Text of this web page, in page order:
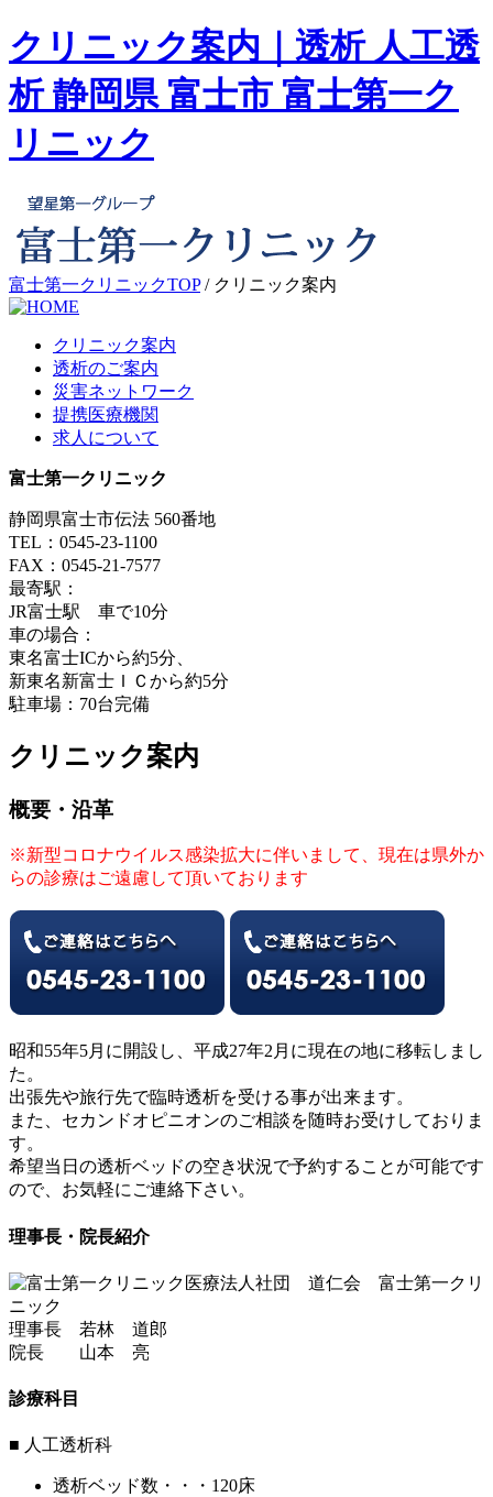
クリニック案内｜透析 人工透
析 静岡県 富士市 富士第一ク
リニック
富士第一クリニックTOP/ クリニック案内
クリニック案内
透析のご案内
災害ネットワーク
提携医療機関
求人について
富士第一クリニック
静岡県富士市伝法 560番地
TEL：0545-23-1100
FAX：0545-21-7577
最寄駅：
JR富士駅 車で10分
車の場合：
東名富士ICから約5分、
新東名新富士ＩＣから約5分
駐車場：70台完備
クリニック案内
概要・沿革
※新型コロナウイルス感染拡大に伴いまして、現在は県外か
らの診療はご遠慮して頂いております
昭和55年5月に開設し、平成27年2月に現在の地に移転しまし
た。
出張先や旅行先で臨時透析を受ける事が出来ます。
また、セカンドオピニオンのご相談を随時お受けしておりま
す。
希望当日の透析ベッドの空き状況で予約することが可能です
ので、お気軽にご連絡下さい。
理事長・院長紹介
医療法人社団 道仁会 富士第一クリ
ニック
理事長 若林 道郎
院長 山本 亮
診療科目
■ 人工透析科
透析ベッド数・・・120床